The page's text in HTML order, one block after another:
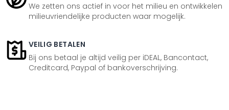
We zetten ons actief in voor het milieu en ontwikkelen
milieuvriendelijke producten waar mogelijk.
VEILIG BETALEN
Bij ons betaal je altijd veilig per iDEAL, Bancontact,
Creditcard, Paypal of bankoverschrijving.